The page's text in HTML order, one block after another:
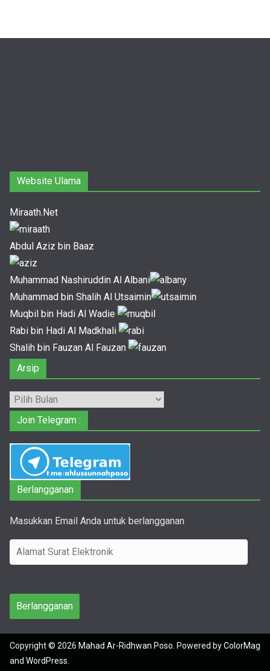
Website Ulama
Miraath.Net
Abdul Aziz bin Baaz
Muhammad Nashiruddin Al Albani
Muhammad bin Shalih Al Utsaimin
Muqbil bin Hadi Al Wadie
Rabi bin Hadi Al Madkhali
Shalih bin Fauzan Al Fauzan
Arsip
Arsip
Join Telegram :
Berlangganan
Masukkan Email Anda untuk berlangganan
l
m
t
S
u
Berlangganan
Copyright © 2026 Mahad Ar-Ridhwan Poso . Powered byColorMag
and WordPress